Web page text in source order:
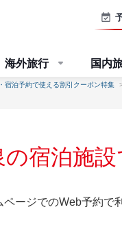
海外旅行 国内
宿泊予約で使える割引クーポン特集
宿泊施
ージでのWeb予約で